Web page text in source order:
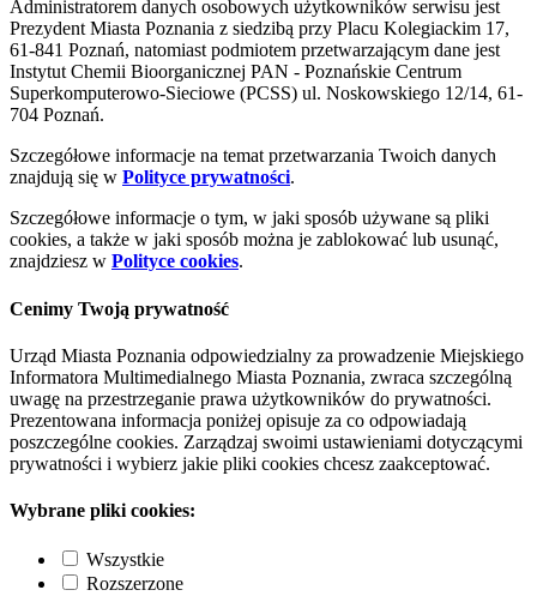
Administratorem danych osobowych użytkowników serwisu jest
Prezydent Miasta Poznania z siedzibą przy Placu Kolegiackim 17,
61-841 Poznań, natomiast podmiotem przetwarzającym dane jest
Instytut Chemii Bioorganicznej PAN - Poznańskie Centrum
Superkomputerowo-Sieciowe (PCSS) ul. Noskowskiego 12/14, 61-
704 Poznań.
Szczegółowe informacje na temat przetwarzania Twoich danych
znajdują się w Polityce prywatności.
Szczegółowe informacje o tym, w jaki sposób używane są pliki
cookies, a także w jaki sposób można je zablokować lub usunąć,
znajdziesz w Polityce cookies.
Cenimy Twoją prywatność
Urząd Miasta Poznania odpowiedzialny za prowadzenie Miejskiego
Informatora Multimedialnego Miasta Poznania, zwraca szczególną
uwagę na przestrzeganie prawa użytkowników do prywatności.
Prezentowana informacja poniżej opisuje za co odpowiadają
poszczególne cookies. Zarządzaj swoimi ustawieniami dotyczącymi
prywatności i wybierz jakie pliki cookies chcesz zaakceptować.
Wybrane pliki cookies:
Wszystkie
Rozszerzone